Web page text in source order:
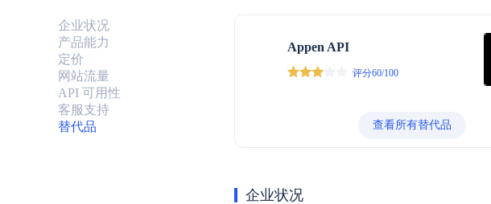
企业状况
产品能力
定价
网站流量
API 可用性
客服支持
替代品
Appen API
评分60/100
查看所有替代品
企业状况